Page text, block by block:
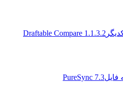
Draftable Compare
PureSync